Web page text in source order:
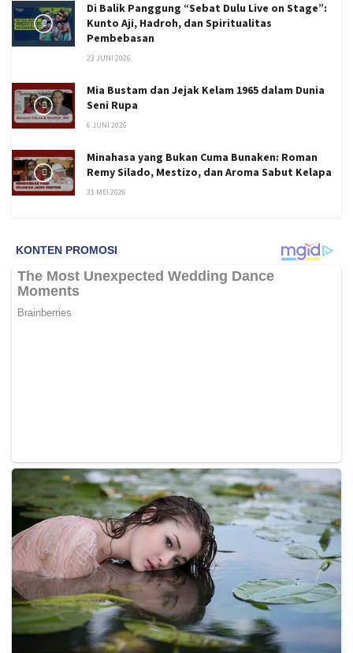
Di Balik Panggung “Sebat Dulu Live on Stage”:
Kunto Aji, Hadroh, dan Spiritualitas
Pembebasan
23 JUNI 2026
Mia Bustam dan Jejak Kelam 1965 dalam Dunia
Seni Rupa
6 JUNI 2026
Minahasa yang Bukan Cuma Bunaken: Roman
Remy Silado, Mestizo, dan Aroma Sabut Kelapa
31 MEI 2026